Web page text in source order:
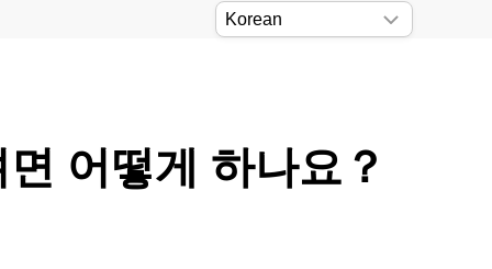
어떻게 하나요？